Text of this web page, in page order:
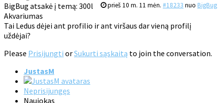
prieš 10 m. 11 mėn. #18233 nuo BigBug
BigBug atsakė į temą: 300l
Akvariumas
Tai Ledus dėjei ant profilio ir ant viršaus dar vieną profilį
uždėjai?
Please Prisijungti orSukurti sąskaitą to join the conversation.
JustasM
Neprisijungęs
Naujokas